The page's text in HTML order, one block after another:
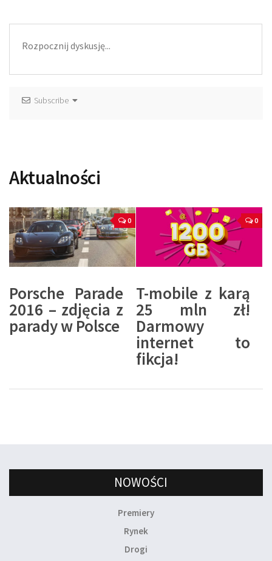
Subscribe
Aktualności
0
Porsche Parade
2016 – zdjęcia z
parady w Polsce
0
T-mobile z karą
25 mln zł!
Darmowy
internet to
fikcja!
NOWOŚCI
Premiery
Rynek
Drogi